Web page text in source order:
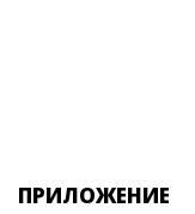
ПРИЛОЖЕНИЕ